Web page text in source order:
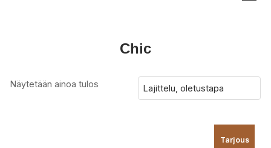
Chic
Näytetään ainoa tulos
Tarjous